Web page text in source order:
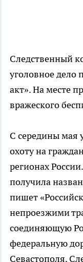
Следственный
уголовное дело
акт». На месте
вражеского
С середины мая
охоту на
регионах
получила
пишет
непроезжими
соединяющую
федеральную
Севастополя.